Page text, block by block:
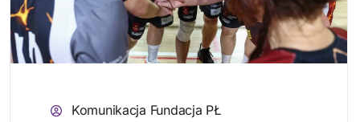
Komunikacja Fundacja PŁ